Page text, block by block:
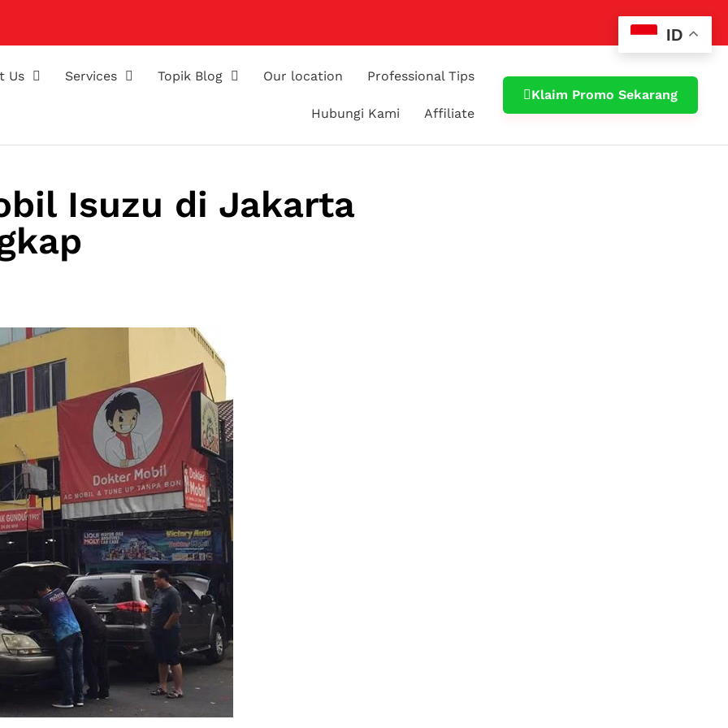
Us Services Topik Blog Our location Professional Tips
Hubungi Kami Affiliate
Klaim Promo Sekarang
Isuzu di Jakarta
ID